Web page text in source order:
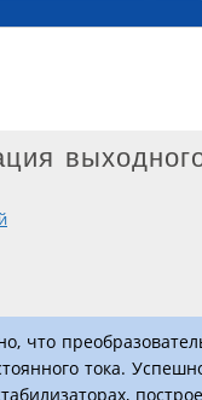
что
тока.